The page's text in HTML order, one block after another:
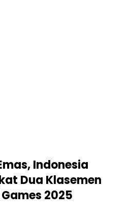
Indonesia
Dua Klasemen
2025